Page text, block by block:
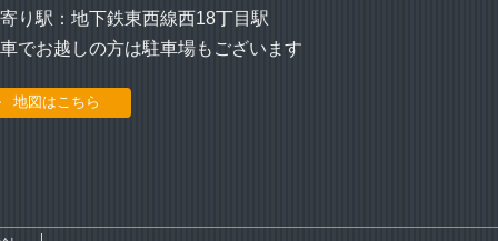
り駅：地下鉄東西線西18丁目駅
でお越しの方は駐車場もございます
地図はこちら